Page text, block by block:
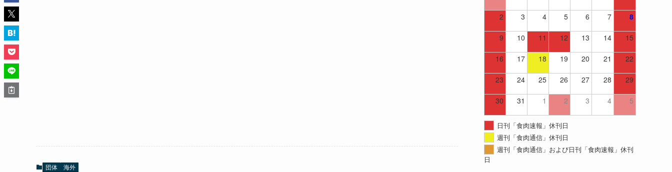
団体 海外
2 3 4 5 6 7 8
9 10 11 12 13 14 15
16 17 18 19 20 21 22
23 24 25 26 27 28 29
30 31 1 2 3 4 5
日刊「食肉速報」休刊日
週刊「食肉通信」休刊日
週刊「食肉通信」および日刊「食肉速報」休刊
日